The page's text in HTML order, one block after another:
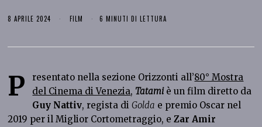
8 APRILE 2024 FILM 6 MINUTI DI LETTURA
P resentato nella sezione Orizzonti all’80° Mostra
del Cinema di Venezia, Tatamiè un film diretto da
Guy Nattiv, regista diGolda e premio Oscar nel
2019 per il Miglior Cortometraggio, eZar Amir